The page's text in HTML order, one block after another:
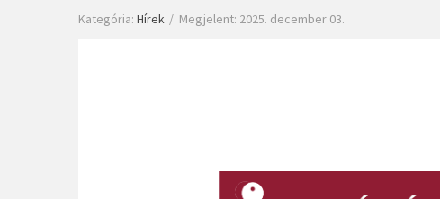
Kategória: Hírek Megjelent: 2025. december 03.